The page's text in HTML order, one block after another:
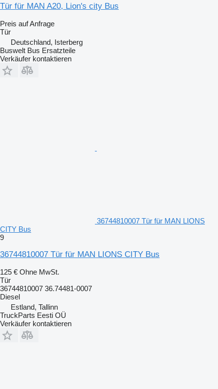
Tür für MAN A20, Lion's city Bus
Preis auf Anfrage
Tür
Deutschland, Isterberg
Buswelt Bus Ersatzteile
Verkäufer kontaktieren
36744810007 Tür für MAN LIONS
CITY Bus
9
36744810007 Tür für MAN LIONS CITY Bus
125 € Ohne MwSt.
Tür
36744810007 36.74481-0007
Diesel
Estland, Tallinn
TruckParts Eesti OÜ
Verkäufer kontaktieren